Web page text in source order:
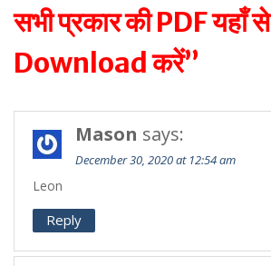
सभी प्रकार की PDF यहाँ से
Download करें”
Mason says:
December 30, 2020 at 12:54 am
Leon
Reply